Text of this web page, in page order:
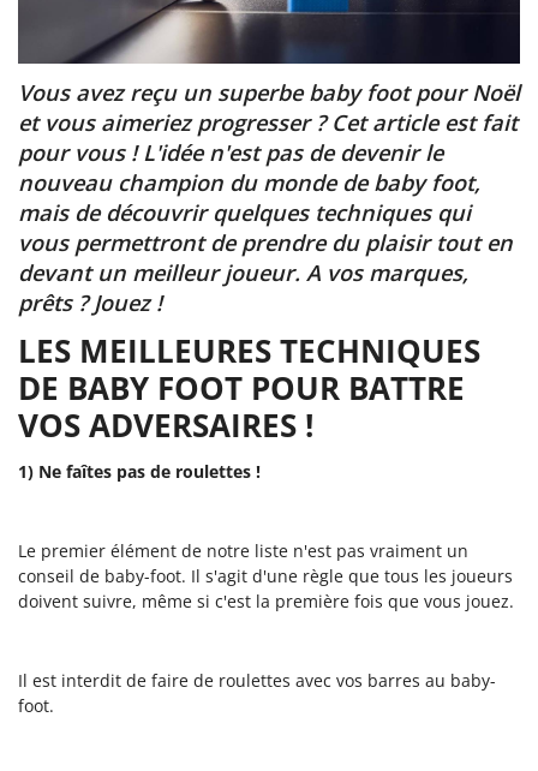
Vous avez reçu un superbe baby foot pour Noël
et vous aimeriez progresser ? Cet article est fait
pour vous ! L'idée n'est pas de devenir le
nouveau champion du monde de baby foot,
mais de découvrir quelques techniques qui
vous permettront de prendre du plaisir tout en
devant un meilleur joueur. A vos marques,
prêts ? Jouez !
LES MEILLEURES TECHNIQUES
DE BABY FOOT POUR BATTRE
VOS ADVERSAIRES !
1) Ne faîtes pas de roulettes !
Le premier élément de notre liste n'est pas vraiment un
conseil de baby-foot. Il s'agit d'une règle que tous les joueurs
doivent suivre, même si c'est la première fois que vous jouez.
Il est interdit de faire de roulettes avec vos barres au baby-
foot.